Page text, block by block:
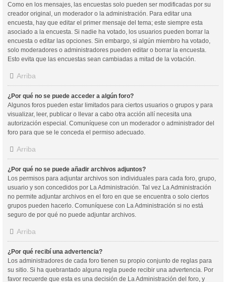
Como en los mensajes, las encuestas solo pueden ser modificadas por su
creador original, un moderador o la administración. Para editar una
encuesta, hay que editar el primer mensaje del tema; este siempre esta
asociado a la encuesta. Si nadie ha votado, los usuarios pueden borrar la
encuesta o editar las opciones. Sin embargo, si algún miembro ha votado,
solo moderadores o administradores pueden editar o borrar la encuesta.
Esto evita que las encuestas sean cambiadas a mitad de la votación.
Arriba
¿Por qué no se puede acceder a algún foro?
Algunos foros pueden estar limitados para ciertos usuarios o grupos y para
visualizar, leer, publicar o llevar a cabo otra acción allí necesita una
autorización especial. Comuníquese con un moderador o administrador del
foro para que se le conceda el permiso adecuado.
Arriba
¿Por qué no se puede añadir archivos adjuntos?
Los permisos para adjuntar archivos son individuales para cada foro, grupo,
usuario y son concedidos por La Administración. Tal vez La Administración
no permite adjuntar archivos en el foro en que se encuentra o solo ciertos
grupos pueden hacerlo. Comuníquese con La Administración si no está
seguro de por qué no puede adjuntar archivos.
Arriba
¿Por qué recibí una advertencia?
Los administradores de cada foro tienen su propio conjunto de reglas para
su sitio. Si ha quebrantado alguna regla puede recibir una advertencia. Por
favor recuerde que esta es una decisión de La Administración del foro, y